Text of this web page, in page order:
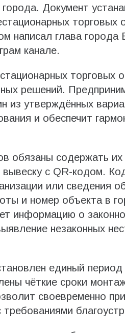
Документ
торговых
написал глава города
канале.
торговых
решений.
из утверждённых
и обеспечит
обязаны содержать их
с QR-кодом.
или сведения
и номер объекта в
информацию о
незаконных
единый
чёткие сроки
своевременно